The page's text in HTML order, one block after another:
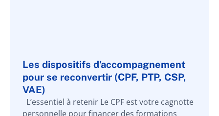
Les dispositifs d’accompagnement
pour se reconvertir (CPF, PTP, CSP,
VAE)
L’essentiel à retenir Le CPF est votre cagnotte
personnelle pour financer des formations